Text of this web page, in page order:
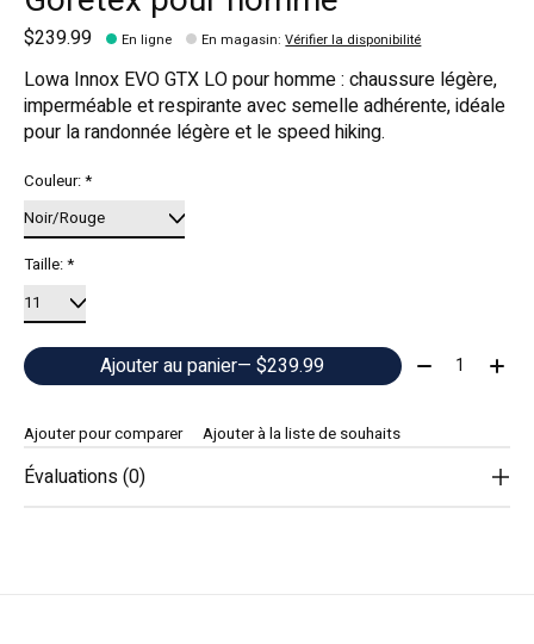
$239.99 En ligne En magasin:Vérifier la disponibilité
Lowa Innox EVO GTX LO pour homme : chaussure légère,
imperméable et respirante avec semelle adhérente, idéale
pour la randonnée légère et le speed hiking.
Couleur:*
Taille:*
Ajouter au panier — $239.99 Quantité:
Ajouter pour comparer Ajouter à la liste de souhaits
Évaluations (0)